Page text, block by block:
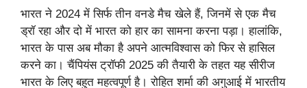
भारत ने 2024 में सिर्फ तीन वनडे मैच खेले हैं, जिनमें से एक मैच
ड्रॉ रहा और दो में भारत को हार का सामना करना पड़ा। हालांकि,
भारत के पास अब मौका है अपने आत्मविश्वास को फिर से हासिल
करने का। चैंपियंस ट्रॉफी 2025 की तैयारी के तहत यह सीरीज
भारत के लिए बहुत महत्वपूर्ण है। रोहित शर्मा की अगुआई में भारतीय